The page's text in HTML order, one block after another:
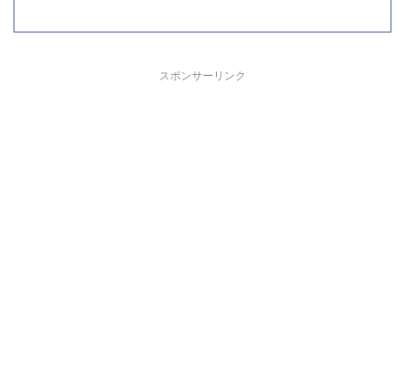
スポンサーリンク